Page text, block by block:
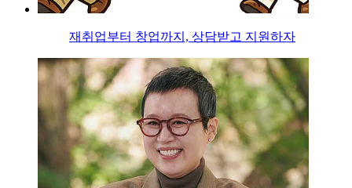
재취업부터 창업까지, 상담받고 지원하자